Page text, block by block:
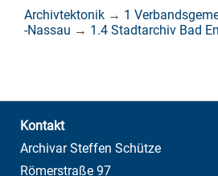
Archivtektonik → 1
-Nassau → 1.4 Stadtarchiv Bad
Kontakt
Archivar Steffen Schütze
Römerstraße 97